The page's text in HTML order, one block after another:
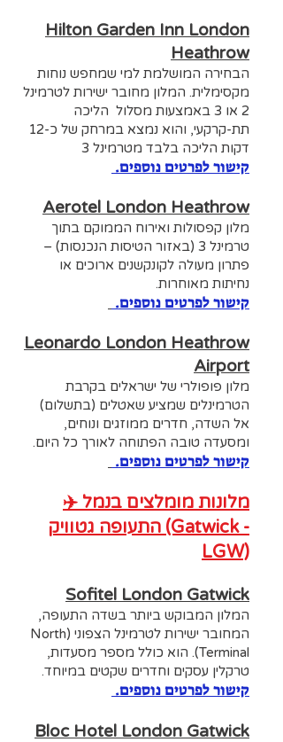
Hilton Garden Inn London
Heathrow
הבחירה המושלמת למי שמחפש נוחות
מקסימלית. המלון מחובר ישירות לטרמינל
2 או 3 באמצעות מסלול הליכה
תת-קרקעי, והוא נמצא במרחק של כ-12
דקות הליכה בלבד מטרמינל 3
קישור לפרטים נוספים.
Aerotel London Heathrow
מלון קפסולות ואירוח הממוקם בתוך
טרמינל 3 (באזור הטיסות הנכנסות) –
פתרון מעולה לקונקשנים ארוכים או
נחיתות מאוחרות.
קישור לפרטים נוספים.
Leonardo London Heathrow
Airport
מלון פופולרי של ישראלים בקרבת
הטרמינלים שמציע שאטלים (בתשלום)
אל השדה, חדרים ממוזגים ונוחים,
ומסעדה טובה הפתוחה לאורך כל היום.
קישור לפרטים נוספים.
✈️ מלונות מומלצים בנמל
התעופה גטוויק (Gatwick -
LGW)
Sofitel London Gatwick
המלון המבוקש ביותר בשדה התעופה,
המחובר ישירות לטרמינל הצפוני (North
Terminal). הוא כולל מספר מסעדות,
טרקלין עסקים וחדרים שקטים במיוחד.
קישור לפרטים נוספים.
Bloc Hotel London Gatwick